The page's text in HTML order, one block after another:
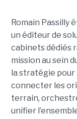
Romain Passilly
un éditeur de
cabinets dédiés
mission au sein
la stratégie pour
connecter les
terrain,
unifier